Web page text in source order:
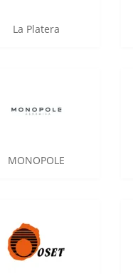
La Platera
MONOPOLE